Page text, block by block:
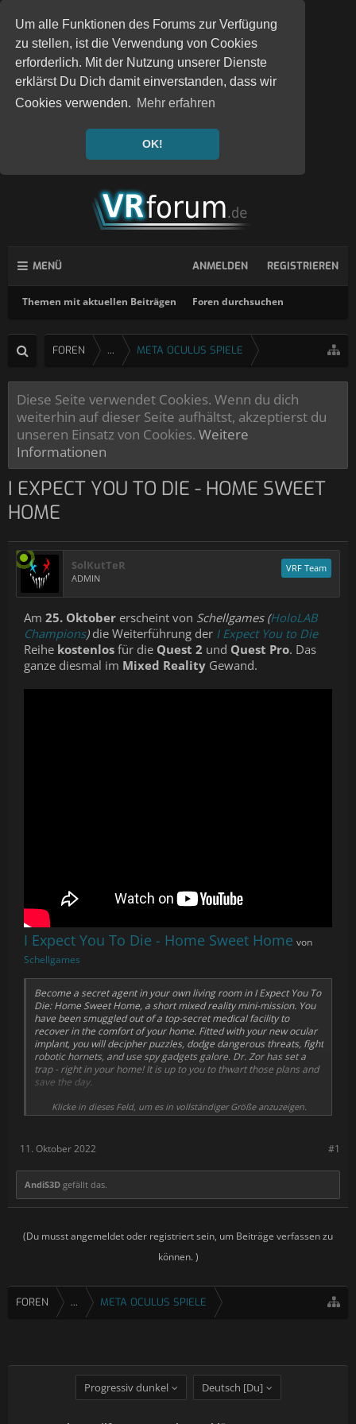
Um alle Funktionen des Forums zur Verfügung
zu stellen, ist die Verwendung von Cookies
erforderlich. Mit der Nutzung unserer Dienste
erklärst Du Dich damit einverstanden, dass wir
Cookies verwenden. Mehr erfahren
OK!
MENÜ
Themen mit aktuellen Beiträgen Foren durchsuchen
ANMELDEN REGISTRIEREN
FOREN ... META OCULUS SPIELE
Diese Seite verwendet Cookies. Wenn du dich
weiterhin auf dieser Seite aufhältst, akzeptierst du
unseren Einsatz von Cookies. Weitere
Informationen
I EXPECT YOU TO DIE - HOME SWEET
HOME
SolKutTeR
ADMIN
VRF Team
Am 25. Oktober erscheint von Schellgames (HoloLAB
Champions)die Weiterführung der I Expect You to Die
Reihe kostenlos für die Quest 2 und Quest Pro. Das
ganze diesmal im Mixed Reality Gewand.
I Expect You To Die - Home Sweet Home von
Schellgames
Become a secret agent in your own living room inI Expect You To
Die: Home Sweet Home, a short mixed reality mini-mission. You
have been smuggled out of a top-secret medical facility to
recover in the comfort of your home. Fitted with your new ocular
implant, you will decipher puzzles, dodge dangerous threats, fight
robotic hornets, and use spy gadgets galore. Dr. Zor has set a
trap - right in your home! It is up to you to thwart those plans and
save the day.
This escape room experience will put your spy mettle to the test.
Working from home may have you longing for your days in the
in the Meta Quest store on October 25, 2022.
Klicke in dieses Feld, um es in vollständiger Größe anzuzeigen.
#1
11. Oktober 2022
AndiS3D gefällt das.
(Du musst angemeldet oder registriert sein, um Beiträge verfassen zu
können. )
FOREN ... META OCULUS SPIELE
Progressiv dunkel Deutsch [Du]